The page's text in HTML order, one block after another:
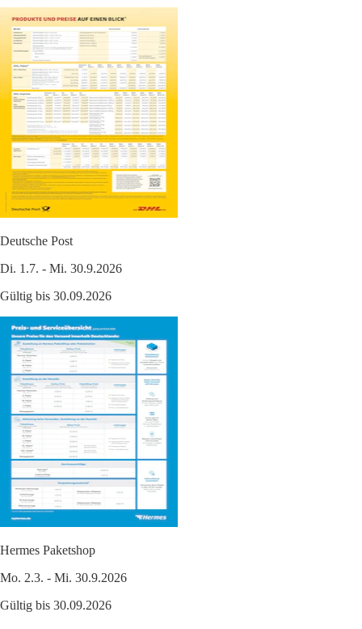
Deutsche Post
Di. 1.7. - Mi. 30.9.2026
Gültig bis 30.09.2026
Hermes Paketshop
Mo. 2.3. - Mi. 30.9.2026
Gültig bis 30.09.2026